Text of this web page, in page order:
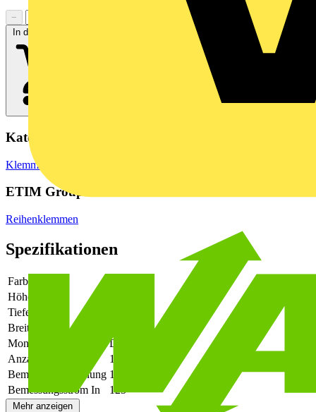
−
In den Warenkorb
Kategorien
Klemmen, Steckverbinder & Verbindungselemente
ETIM Group
Reihenklemmen
Spezifikationen
Farbe
Höhe
Tiefe
Breite
Montageart
Direktmontage
Anzahl der Etagen
1
Bemessungsspannung 1000
Bemessungsstrom In
125
Mehr anzeigen